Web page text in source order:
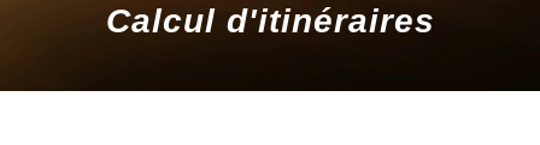
Calcul d'itinéraires